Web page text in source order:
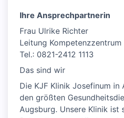
Ihre Ansprechpartnerin
Frau Ulrike Richter
Leitung
Tel.: 0821-2412 1113
Das sind wir
Die KJF Klinik Josefinum in
den größten
Augsburg. Unsere Klinik ist